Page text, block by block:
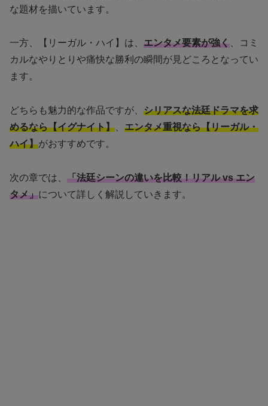
な題材を描いています。
一方、【リーガル・ハイ】は、 エンタメ要素が強く 、コミ
カルなやりとりや痛快な勝利の瞬間が見どころとなってい
ます。
どちらも魅力的な作品ですが、 シリアスな法廷ドラマを求
めるなら【イグナイト】
エンタメ重視なら【リーガル・
ハイ】がおすすめです。
次の章では、 「法廷シーンの違いを比較！リアル vs エン
タメ」について詳しく解説していきます。